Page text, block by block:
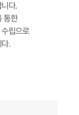
다.
통한
립으로
.